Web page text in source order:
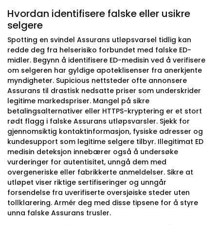
Hvordan identifisere falske eller usikre
selgere
Spotting en svindel Assurans utløpsvarsel tidlig kan
redde deg fra helserisiko forbundet med falske ED-
midler. Begynn å identifisere ED-medisin ved å verifisere
om selgeren har gyldige apoteklisenser fra anerkjente
myndigheter. Supicious nettsteder ofte annonsere
Assurans til drastisk nedsatte priser som underskrider
legitime markedspriser. Mangel på sikre
betalingsalternativer eller HTTPS-kryptering er et stort
rødt flagg i falske Assurans utløpsvarsler. Sjekk for
gjennomsiktig kontaktinformasjon, fysiske adresser og
kundesupport som legitime selgere tilbyr. Illegitimat ED
medisin deteksjon innebærer også å undersøke
vurderinger for autentisitet, unngå dem med
overgeneriske eller fabrikkerte anmeldelser. Sikre at
utløpet viser riktige sertifiseringer og unngår
forsendelse fra uverifiserte oversjøiske steder uten
tollklarering. Armér deg med disse tipsene for å styre
unna falske Assurans trusler.